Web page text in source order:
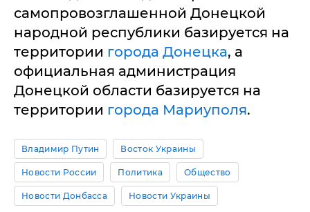
самопровозглашенной Донецкой
народной республики базируется на
территории города Донецка, а
официальная администрация
Донецкой области базируется на
территории города Мариуполя.
Владимир Путин Восток Украины
Новости России Политика Общество
Новости Донбасса Новости Украины